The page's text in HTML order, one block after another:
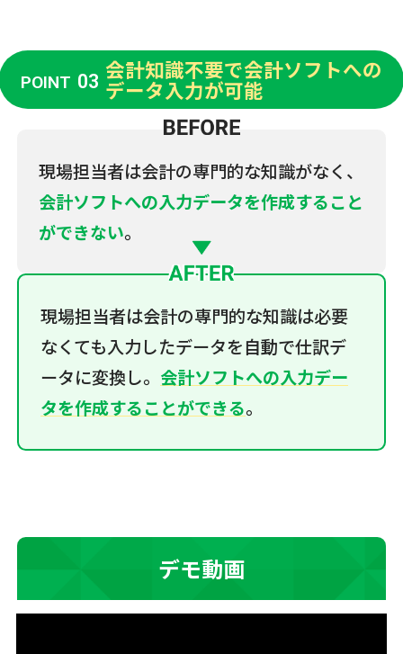
POINT 03 会計知識不要で会計ソフトへの
データ入力が可能
現場担当者は会計の専門的な知識がなく、
会計ソフトへの入力データを作成すること
ができない。
現場担当者は会計の専門的な知識は必要
なくても入力したデータを自動で仕訳デ
ータに変換し。 会計ソフトへの入力デー
タを作成することができる。
デモ動画